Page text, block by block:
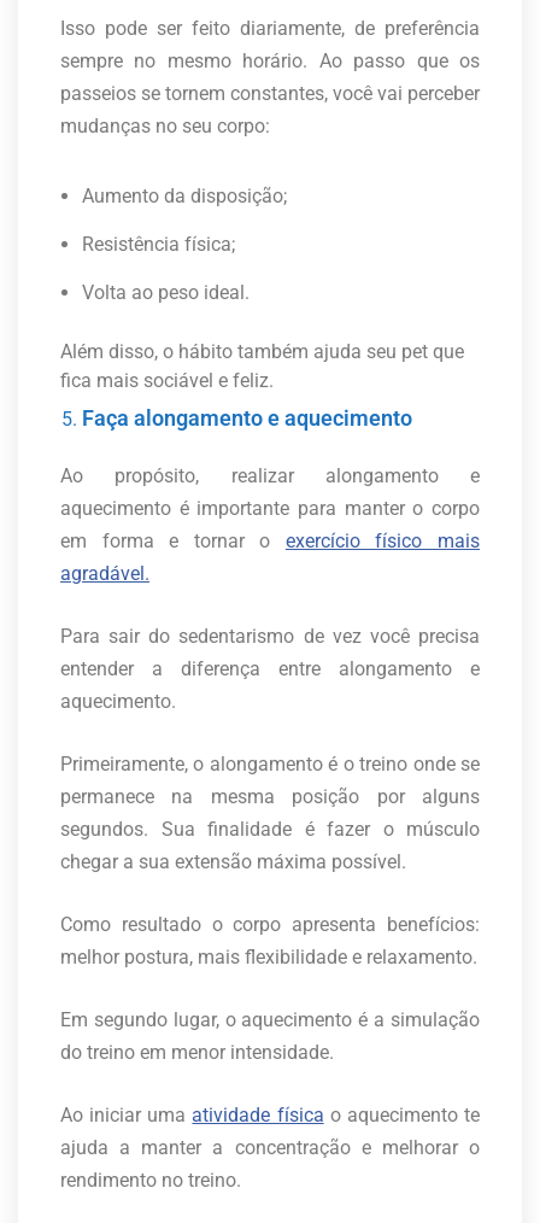
Isso pode ser feito diariamente, de preferência
sempre no mesmo horário. Ao passo que os
passeios se tornem constantes, você vai perceber
mudanças no seu corpo:
Aumento da disposição;
Resistência física;
Volta ao peso ideal.
Além disso, o hábito também ajuda seu pet que
fica mais sociável e feliz.
Faça alongamento e aquecimento
Ao propósito, realizar alongamento e
aquecimento é importante para manter o corpo
em forma e tornar o exercício físico mais
agradável.
Para sair do sedentarismo de vez você precisa
entender a diferença entre alongamento e
aquecimento.
Primeiramente, o alongamento é o treino onde se
permanece na mesma posição por alguns
segundos. Sua finalidade é fazer o músculo
chegar a sua extensão máxima possível.
Como resultado o corpo apresenta benefícios:
melhor postura, mais flexibilidade e relaxamento.
Em segundo lugar, o aquecimento é a simulação
do treino em menor intensidade.
Ao iniciar uma atividade física o aquecimento te
ajuda a manter a concentração e melhorar o
rendimento no treino.